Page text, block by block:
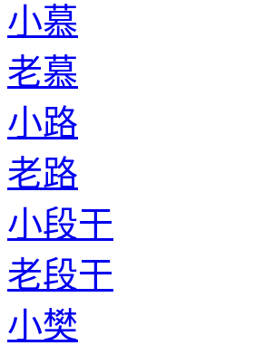
小慕
老慕
小路
老路
小段干
老段干
小樊